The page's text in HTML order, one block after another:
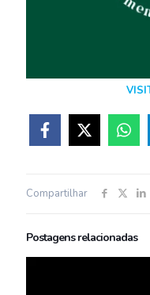
Compartilhar
Postagens relacionadas